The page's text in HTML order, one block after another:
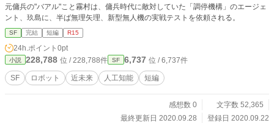
のは上司マサトだった。 マサトの目から涙が流れる——イン
プラントが制御しているはずの涙が。彼は治安部隊に撤退を
命じ、ユイたちを逃がす。 中枢施設に侵入し停止コマンドが
の意思で考え、助け合い、共に生きる道を見つけ始めた。 一
年後。都市は新しい形を取り始めていた。完璧ではない。犯
罪もあるし、病気もある。不平等もある。だが、人々は笑
い、泣き、怒り、愛している——生きている。 十年後、ユイ
が尋ねる。「システムに逆らうの、怖くなかったですか?」ユ
イは答える。「怖かった。でも、もっと怖いことがあった。
元傭兵の"バアル"こと霧村は、傭兵時代に敵対していた「調停機構」のエージェ
ント、玖島に、半ば無理矢理、新型無人機の実戦テストを依頼される。
SF 完結 短編 R15
24h.ポイント 0pt
小説 228,788 位 / 228,788件 SF 6,737 位 / 6,737件
SF ロボット 近未来 人工知能 短編
感想数 0
文字数 52,365
最終更新日 2020.09.28
登録日 2020.09.22